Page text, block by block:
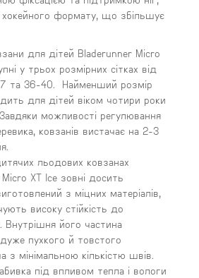
формату, що збільшує
для дітей Bladerunner Micro
у трьох розмірних сітках від
та 36-40. Найменший розмір
для дітей віком чотири роки
можливості регулювання
ковзанів вистачає на 2-3
льодових ковзанах
XT Ice зовні досить
з міцних матеріалів,
високу стійкість до
його частина
пухкого й товстого
з мінімальною кількістю швів.
під впливом тепла і вологи